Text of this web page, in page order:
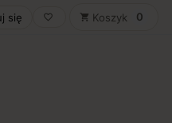
się favorite_border shopping_cart Koszyk 0